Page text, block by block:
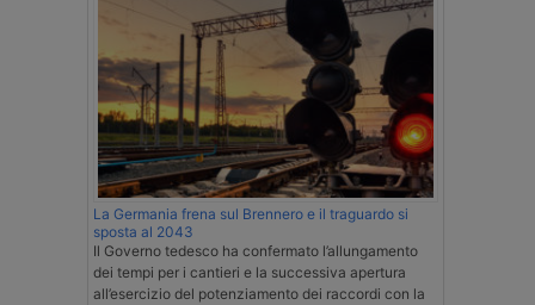
La Germania frena sul Brennero e il traguardo si
sposta al 2043
Il Governo tedesco ha confermato l’allungamento
dei tempi per i cantieri e la successiva apertura
all’esercizio del potenziamento dei raccordi con la